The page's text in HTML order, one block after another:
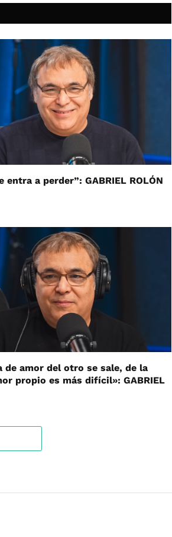
entra a perder”: GABRIEL ROLÓN
de amor del otro se sale, de la
propio es más difícil»: GABRIEL